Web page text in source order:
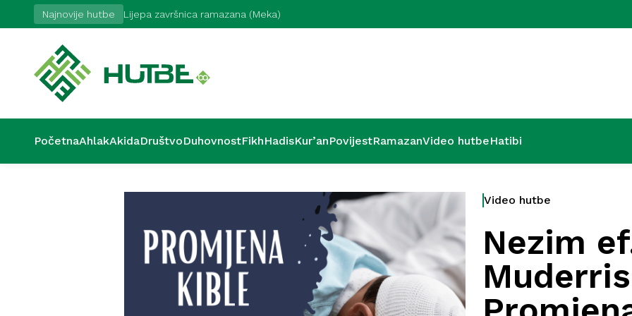
Najnovije hutbe
7. 2026 Lijepa završnica ramazana (Meka) Zadnjih
PočetnaAhlakAkidaDruštvoDuhovnostFikhHadisKur’anPovijestRamazanVideo hutbeHatibi
Video hutbe
Nezim